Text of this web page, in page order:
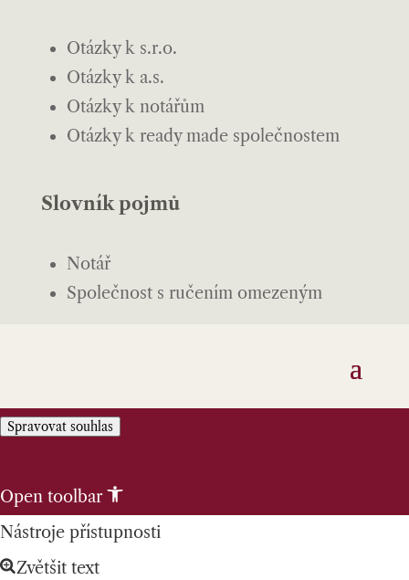
Otázky k s.r.o.
Otázky k a.s.
Otázky k notářům
Otázky k ready made společnostem
Slovník pojmů
Notář
Společnost s ručením omezeným
Spravovat souhlas
Open toolbar
Nástroje přístupnosti
Zvětšit text